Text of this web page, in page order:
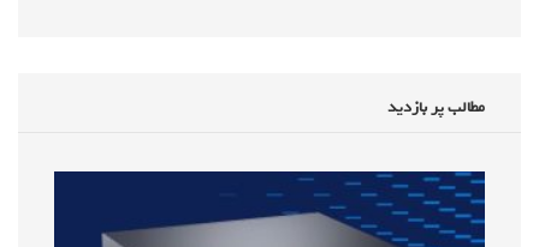
مطالب پر بازدید